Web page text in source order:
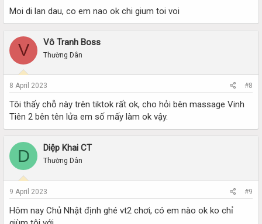
Moi di lan dau, co em nao ok chi gium toi voi
V Vô Tranh Boss
Thường Dân
8 April 2023 #8
Tôi thấy chỗ này trên tiktok rất ok, cho hỏi bên massage Vinh
Tiên 2 bên tên lửa em số mấy làm ok vậy.
D Diệp Khai CT
Thường Dân
9 April 2023 #9
Hôm nay Chủ Nhật định ghé vt2 chơi, có em nào ok ko chỉ